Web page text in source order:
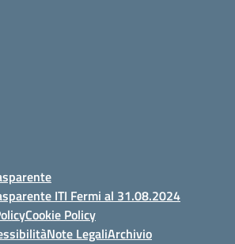
ITI Fermi al 31.08.2024
Cookie Policy
Note LegaliArchivio